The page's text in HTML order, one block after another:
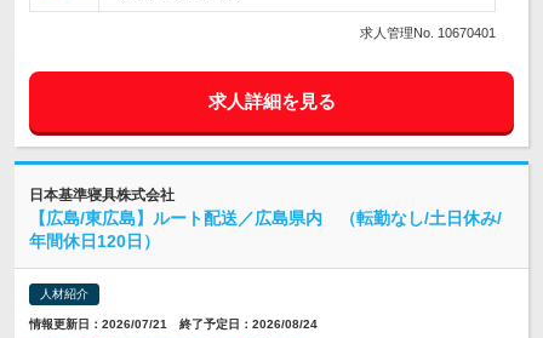
求人管理No. 10670401
求人詳細を見る
日本基準寝具株式会社
【広島/東広島】ルート配送／広島県内 （転勤なし/土日休み/
年間休日120日）
人材紹介
情報更新日：2026/07/21 終了予定日：2026/08/24